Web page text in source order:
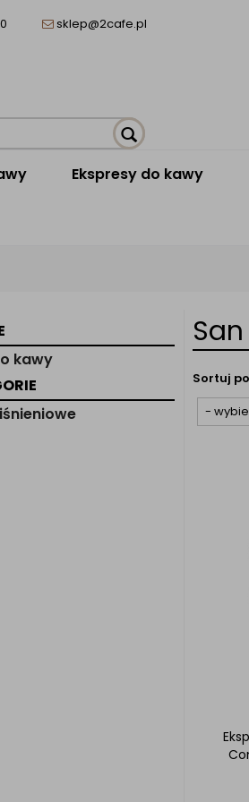
sklep@2cafe.pl
Ekspresy do kawy
kawy
Sortuj